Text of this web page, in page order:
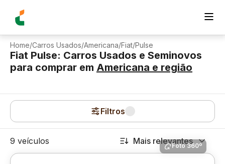
Home/Carros Usados/Americana/Fiat/Pulse
Fiat Pulse: Carros Usados e Seminovos
para comprar em Americana e região
Filtros
9 veículos Mais relevantes
Foto 360º